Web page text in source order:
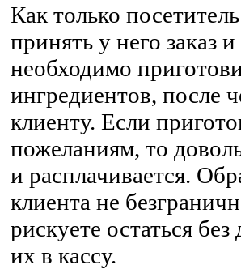
Как только
принять у него заказ
необходимо
ингредиентов, после
клиенту. Если
пожеланиям, то
и расплачивается.
клиента не
рискуете остаться
их в кассу.